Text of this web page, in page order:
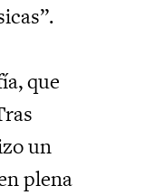
que
un
plena